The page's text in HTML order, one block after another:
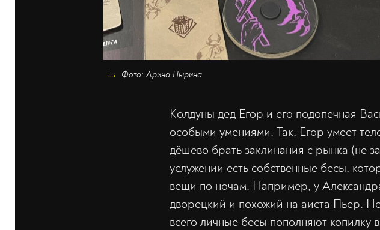
Фото: Арина Пырина
Колдуны дед Егор и его подопечная
особыми умениями. Так, Егор умеет
дёшево брать заклинания с рынка (не
услужении есть собственные бесы,
вещи по ночам. Например, у
дворецкий и похожий на аиста Пьер.
всего личные бесы пополняют копилку